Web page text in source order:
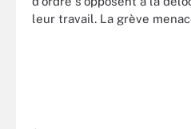
leur travail. La grève